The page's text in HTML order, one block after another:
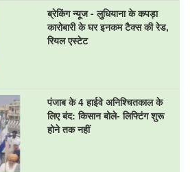
ब्रेकिंग न्यूज - लुधियाना के कपड़ा
कारोबारी के घर इनकम टैक्स की रेड,
रियल एस्टेट
पंजाब के 4 हाईवे अनिश्चितकाल के
लिए बंद: किसान बोले- लिफ्टिंग शुरू
होने तक नहीं